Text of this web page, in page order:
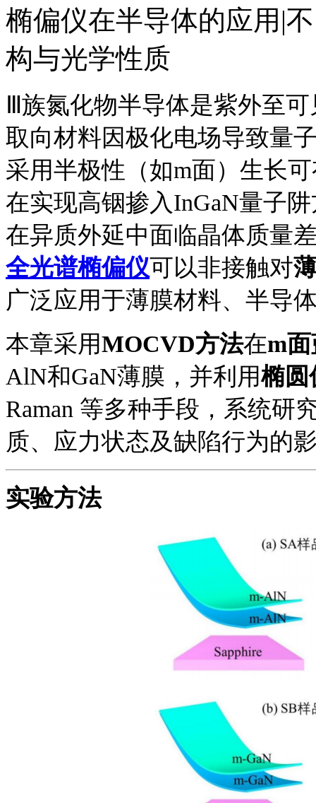
椭偏仪在半导体的应用|
构与光学性质
Ⅲ族氮化物半导体是紫外至
取向材料因极化电场导致量
采用半极性（如m面）生长
在实现高铟掺入InGaN量子
在异质外延中面临晶体质量
全光谱椭偏仪可以非接触对
广泛应用于薄膜材料、半导
本章采用MOCVD方法在m
AlN和GaN薄膜，并利用椭圆
Raman 等多种手段，系统研
质、应力状态及缺陷行为的
实验方法